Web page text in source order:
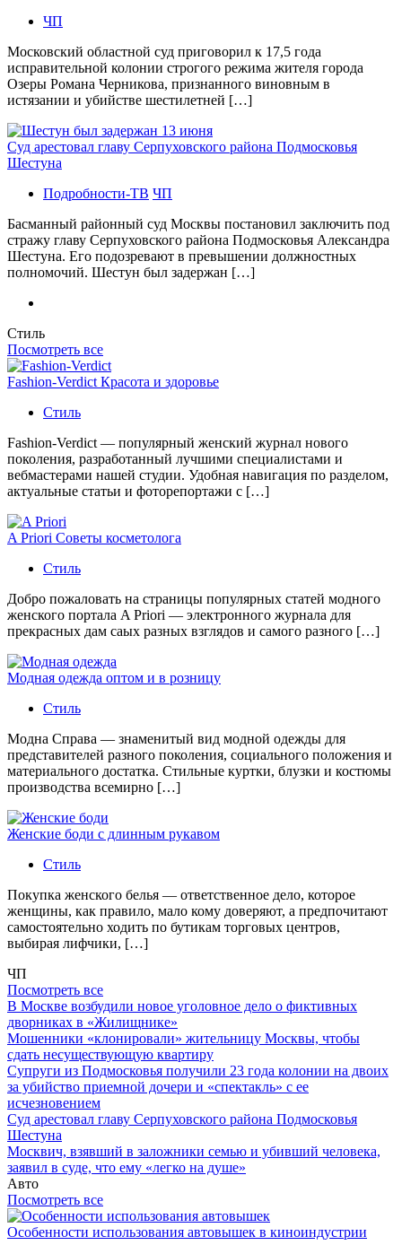
ЧП
Московский областной суд приговорил к 17,5 года
исправительной колонии строгого режима жителя города
Озеры Романа Черникова, признанного виновным в
истязании и убийстве шестилетней […]
Суд арестовал главу Серпуховского района Подмосковья
Шестуна
Подробности-ТВ ЧП
Басманный районный суд Москвы постановил заключить под
стражу главу Серпуховского района Подмосковья Александра
Шестуна. Его подозревают в превышении должностных
полномочий. Шестун был задержан […]
Стиль
Посмотреть все
Fashion-Verdict Красота и здоровье
Стиль
Fashion-Verdict — популярный женский журнал нового
поколения, разработанный лучшими специалистами и
вебмастерами нашей студии. Удобная навигация по разделом,
актуальные статьи и фоторепортажи с […]
A Priori Советы косметолога
Стиль
Добро пожаловать на страницы популярных статей модного
женского портала A Priori — электронного журнала для
прекрасных дам саых разных взглядов и самого разного […]
Модная одежда оптом и в розницу
Стиль
Модна Справа — знаменитый вид модной одежды для
представителей разного поколения, социального положения и
материального достатка. Стильные куртки, блузки и костюмы
производства всемирно […]
Женские боди с длинным рукавом
Стиль
Покупка женского белья — ответственное дело, которое
женщины, как правило, мало кому доверяют, а предпочитают
самостоятельно ходить по бутикам торговых центров,
выбирая лифчики, […]
ЧП
Посмотреть все
В Москве возбудили новое уголовное дело о фиктивных
дворниках в «Жилищнике»
Мошенники «клонировали» жительницу Москвы, чтобы
сдать несуществующую квартиру
Супруги из Подмосковья получили 23 года колонии на двоих
за убийство приемной дочери и «спектакль» с ее
исчезновением
Суд арестовал главу Серпуховского района Подмосковья
Шестуна
Москвич, взявший в заложники семью и убивший человека,
заявил в суде, что ему «легко на душе»
Авто
Посмотреть все
Особенности использования автовышек в киноиндустрии